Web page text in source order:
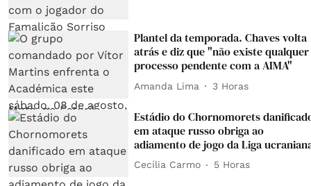
Plantel da temporada. Chaves volta
atrás e diz que "não existe qualquer
processo pendente com a AIMA"
Amanda Lima 3 Horas
Estádio do Chornomorets
em ataque russo obriga ao
adiamento de jogo da Liga
Cecília Carmo 5 Horas